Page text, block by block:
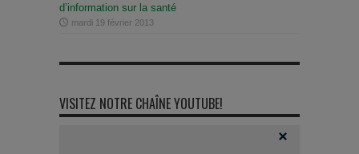
d’information sur la santé
mardi 19 février 2013
VISITEZ NOTRE CHAÎNE YOUTUBE!